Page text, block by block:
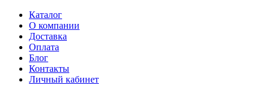
Каталог
О компании
Доставка
Оплата
Блог
Контакты
Личный кабинет